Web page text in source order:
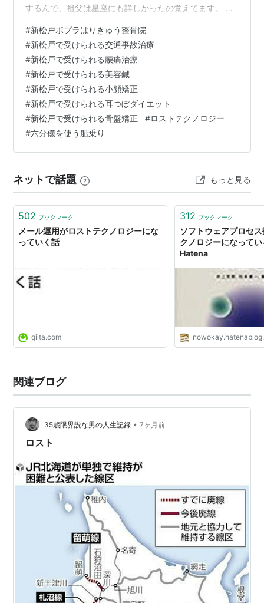
ーコンピュータ（ファミコン）、スーパーファミコン、
PCエンジン、ドリームキャストを含む全てのセガのゲ
ーム機は、ロストテクノロジーに含まれる。
ただし、ファミコン互換機としてアジア各国で再生産さ
れた物は偽ロステクである。
パソコンで例えると、ウィンドウズの動かない機種でイ
ンターネットに接続しないマッキントッシュを含む殆ど
の昔パソコン。PC-98x1、X68000もその一つ。未だに
理由があってPC-98でインターネットに接続している強
者（笑）もいる。
ロストテクノロジー ろすとてくのろじー 】
lost technology
「ギャラクシーエンジェル」に登場する失われた
技術のこと。
ゲーム版とアニメ版とでは意味が少しだけ違うが、基本
的には「時空震によって失われてしまったそれ以前の技
エンジェル隊は、ロストテクノロジーの発見・調査・回
収を主な任務としている。
トテクノロジーの力による所が大きい。紋章機にもロス
トテクノロジーがふんだんに用いられている。
アニメ版では、なにが何だかよく解らない物はほとんど
ロストテクノロジーだと考えて良い。大体が実用性皆
トテクノロジーの1つである。
するんで、祖父は星座にも詳しかったの覚えてます。 よ
クアップとして六分儀を船に装備するのが義務だったけ
ど、今は色々な通信機材が発達して六分儀を装備する必
要はなくなり、若い船乗りは覚える必要のないロストテ
クノロジーになってしまいました。 それでも、こういう
のは知ってて損はないと思うんだ。 映画のインデペンデ
ンス・デイでも、エイリアンに無…
#新松戸ポプラはりきゅう整骨院
#新松戸で受けられる交通事故治療
#新松戸で受けられる腰痛治療
#新松戸で受けられる美容鍼
#新松戸で受けられる小顔矯正
#新松戸で受けられる耳つぼダイエット
#新松戸で受けられる骨盤矯正 #ロストテクノロジー
#六分儀を使う船乗り
ネットで話題 もっと見る
502 ブックマーク
メール運用がロストテクノロジーにな
っていく話
qiita.com
312 ブックマーク
ソフトウェアプロセ
クノロジーになって
Hatena
関連ブログ
35歳限界説な男の人生記録 • 7ヶ月前
ロスト